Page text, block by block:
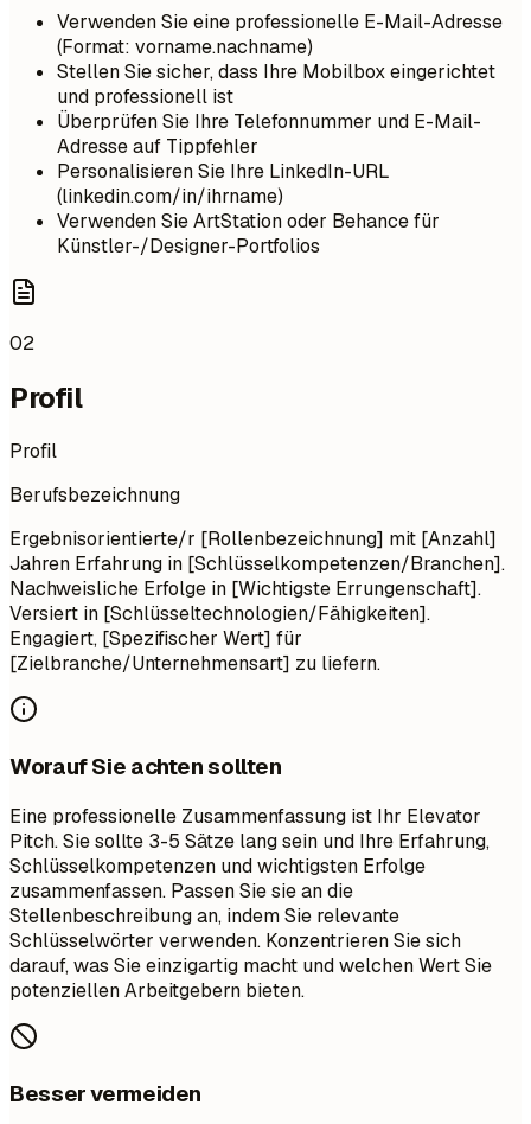
Verwenden Sie eine professionelle E-Mail-Adresse
(Format: vorname.nachname)
Stellen Sie sicher, dass Ihre Mobilbox eingerichtet
und professionell ist
Überprüfen Sie Ihre Telefonnummer und E-Mail-
Adresse auf Tippfehler
Personalisieren Sie Ihre LinkedIn-URL
(linkedin.com/in/ihrname)
Verwenden Sie ArtStation oder Behance für
Künstler-/Designer-Portfolios
02
Profil
Profil
Berufsbezeichnung
Ergebnisorientierte/r [Rollenbezeichnung] mit [Anzahl]
Jahren Erfahrung in [Schlüsselkompetenzen/Branchen].
Nachweisliche Erfolge in [Wichtigste Errungenschaft].
Versiert in [Schlüsseltechnologien/Fähigkeiten].
Engagiert, [Spezifischer Wert] für
[Zielbranche/Unternehmensart] zu liefern.
Worauf Sie achten sollten
Eine professionelle Zusammenfassung ist Ihr Elevator
Pitch. Sie sollte 3-5 Sätze lang sein und Ihre Erfahrung,
Schlüsselkompetenzen und wichtigsten Erfolge
zusammenfassen. Passen Sie sie an die
Stellenbeschreibung an, indem Sie relevante
Schlüsselwörter verwenden. Konzentrieren Sie sich
darauf, was Sie einzigartig macht und welchen Wert Sie
potenziellen Arbeitgebern bieten.
Besser vermeiden